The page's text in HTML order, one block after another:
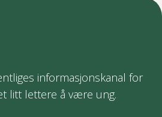
informasjonskanal for
litt lettere å være ung.